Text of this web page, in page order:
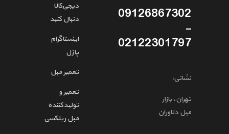
09126867302
-
02122301797
نشانی:
تهران، بازار
مبل دلاوران
دیجی‌کالا
دنبال کنید
اینستاگرام
پازل
تعمیر مبل
تعمیر و
تولیدکننده
مبل ریلکسی